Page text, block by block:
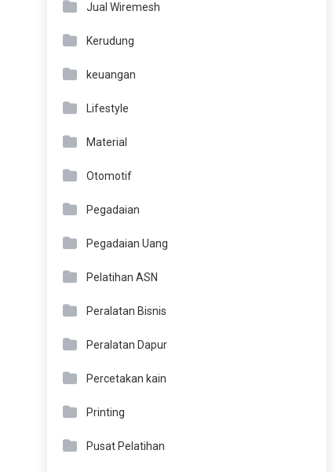
Jual Wiremesh
Kerudung
keuangan
Lifestyle
Material
Otomotif
Pegadaian
Pegadaian Uang
Pelatihan ASN
Peralatan Bisnis
Peralatan Dapur
Percetakan kain
Printing
Pusat Pelatihan